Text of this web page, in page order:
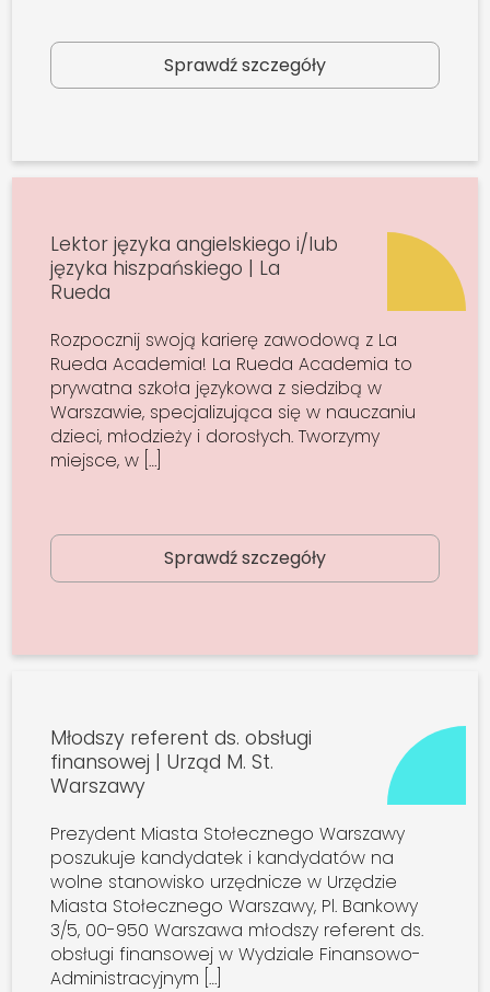
Sprawdź szczegóły
Lektor języka angielskiego i/lub
języka hiszpańskiego | La
Rueda
Rozpocznij swoją karierę zawodową z La
Rueda Academia! La Rueda Academia to
prywatna szkoła językowa z siedzibą w
Warszawie, specjalizująca się w nauczaniu
dzieci, młodzieży i dorosłych. Tworzymy
miejsce, w […]
Sprawdź szczegóły
Młodszy referent ds. obsługi
finansowej | Urząd M. St.
Warszawy
Prezydent Miasta Stołecznego Warszawy
poszukuje kandydatek i kandydatów na
wolne stanowisko urzędnicze w Urzędzie
Miasta Stołecznego Warszawy, Pl. Bankowy
3/5, 00-950 Warszawa młodszy referent ds.
obsługi finansowej w Wydziale Finansowo-
Administracyjnym […]